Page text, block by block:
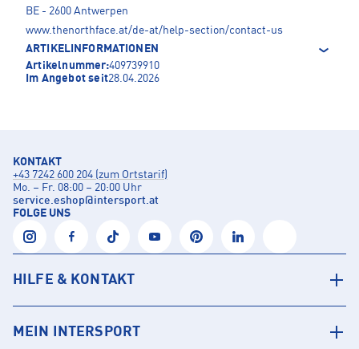
BE - 2600 Antwerpen
www.thenorthface.at/de-at/help-section/contact-us
ARTIKELINFORMATIONEN
Artikelnummer:409739910
Im Angebot seit28.04.2026
KONTAKT
+43 7242 600 204 (zum Ortstarif)
Mo. – Fr. 08:00 – 20:00 Uhr
service.eshop@intersport.at
FOLGE UNS
HILFE & KONTAKT
MEIN INTERSPORT